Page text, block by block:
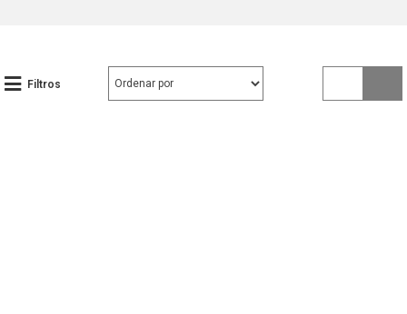
Filtros